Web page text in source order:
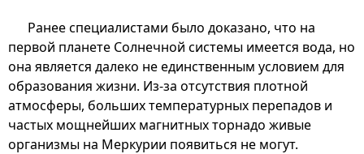
Ранее специалистами было доказано, что на
первой планете Солнечной системы имеется вода, но
она является далеко не единственным условием для
образования жизни. Из-за отсутствия плотной
атмосферы, больших температурных перепадов и
частых мощнейших магнитных торнадо живые
организмы на Меркурии появиться не могут.